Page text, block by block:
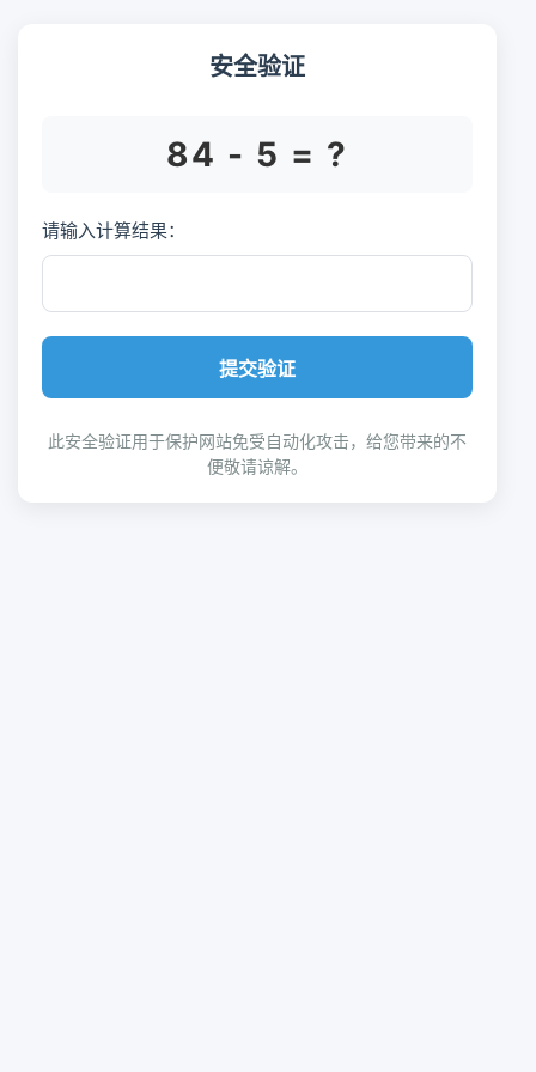
安全验证
84 - 5 = ?
请输入计算结果：
提交验证
此安全验证用于保护网站免受自动化攻击，给您带来的不
便敬请谅解。